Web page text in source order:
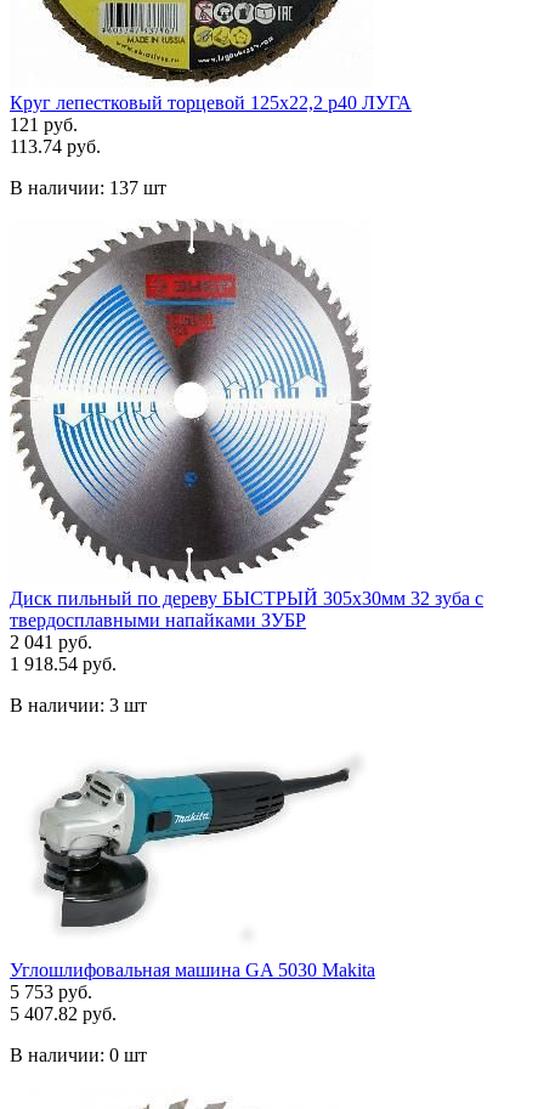
Круг лепестковый торцевой 125х22,2 р40 ЛУГА
121 руб.
113.74 руб.
В наличии: 137 шт
Диск пильный по дереву БЫСТРЫЙ 305х30мм 32 зуба с
твердосплавными напайками ЗУБР
2 041 руб.
1 918.54 руб.
В наличии: 3 шт
Углошлифовальная машина GA 5030 Makita
5 753 руб.
5 407.82 руб.
В наличии: 0 шт